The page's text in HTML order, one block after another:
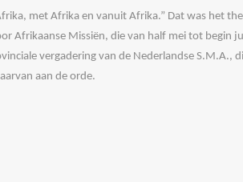
met Afrika en vanuit Afrika.” Dat was het
Afrikaanse Missiën, die van half mei tot begin
vergadering van de Nederlandse S.M.A.,
aan de orde.